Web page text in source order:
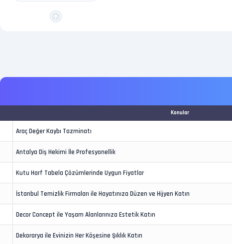
Konular
Araç Değer Kaybı Tazminatı
Antalya Diş Hekimi İle Profesyonellik
Kutu Harf Tabela Çözümlerinde Uygun Fiyatlar
İstanbul Temizlik Firmaları ile Hayatınıza Düzen ve Hijyen Katın
Decor Concept ile Yaşam Alanlarınıza Estetik Katın
Dekorarya ile Evinizin Her Köşesine Şıklık Katın